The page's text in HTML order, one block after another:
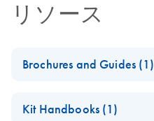
リソース
Brochures and Guides (1)
Advanced
Kit Handbooks (1)